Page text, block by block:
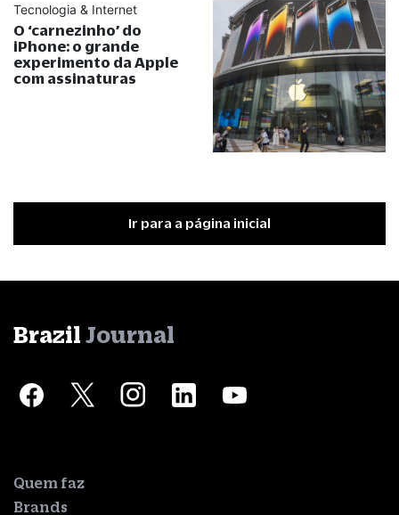
Tecnologia & Internet
O ‘carnezinho’ do
iPhone: o grande
experimento da Apple
com assinaturas
Ir para a página inicial
Brazil Journal
Quem faz
Brands